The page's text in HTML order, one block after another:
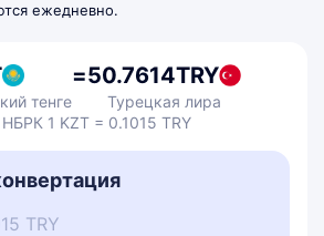
ежедневно.
тенге
=50.7614TRY
Турецкая лира
1 KZT = 0.1015 TRY
TRY